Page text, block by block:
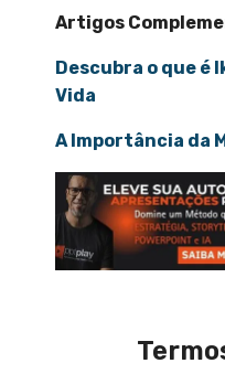
Artigos
Descubra o que é
Vida
A Importância da